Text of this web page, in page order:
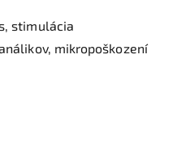
stimulácia
mikropoškození